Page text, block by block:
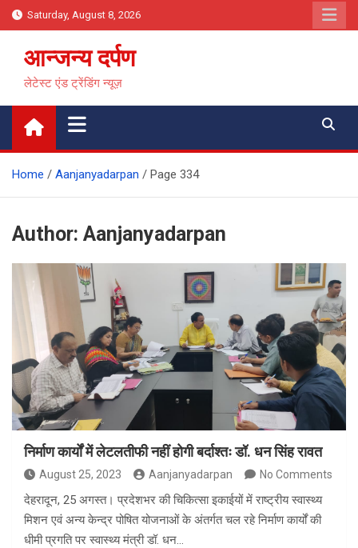
Skip
to
content
Saturday, August 8, 2026
आन्जन्य दर्पण
लेटेस्ट एंड ट्रेंडिंग न्यूज़
Home Aanjanyadarpan Page 334
Author: Aanjanyadarpan
निर्माण कार्यों में लेटलतीफी नहीं होगी बर्दाश्तः डॉ. धन सिंह रावत
August 25, 2023 Aanjanyadarpan No Comments
देहरादून, 25 अगस्त। प्रदेशभर की चिकित्सा इकाईयों में राष्ट्रीय स्वास्थ्य
मिशन एवं अन्य केन्द्र पोषित योजनाओं के अंतर्गत चल रहे निर्माण कार्यों की
धीमी प्रगति पर स्वास्थ्य मंत्री डॉ. धन…